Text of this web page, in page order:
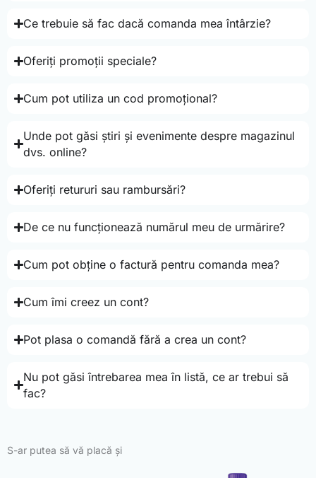
Ce trebuie să fac dacă comanda mea întârzie?
Oferiți promoții speciale?
Cum pot utiliza un cod promoțional?
Unde pot găsi știri și evenimente despre magazinul
dvs. online?
Oferiți retururi sau rambursări?
De ce nu funcționează numărul meu de urmărire?
Cum pot obține o factură pentru comanda mea?
Cum îmi creez un cont?
Pot plasa o comandă fără a crea un cont?
Nu pot găsi întrebarea mea în listă, ce ar trebui să
fac?
S-ar putea să vă placă și